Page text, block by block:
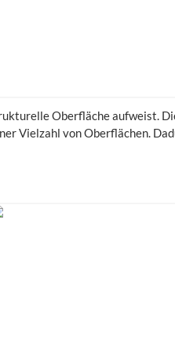
Oberfläche aufweist.
Vielzahl von Oberflächen.